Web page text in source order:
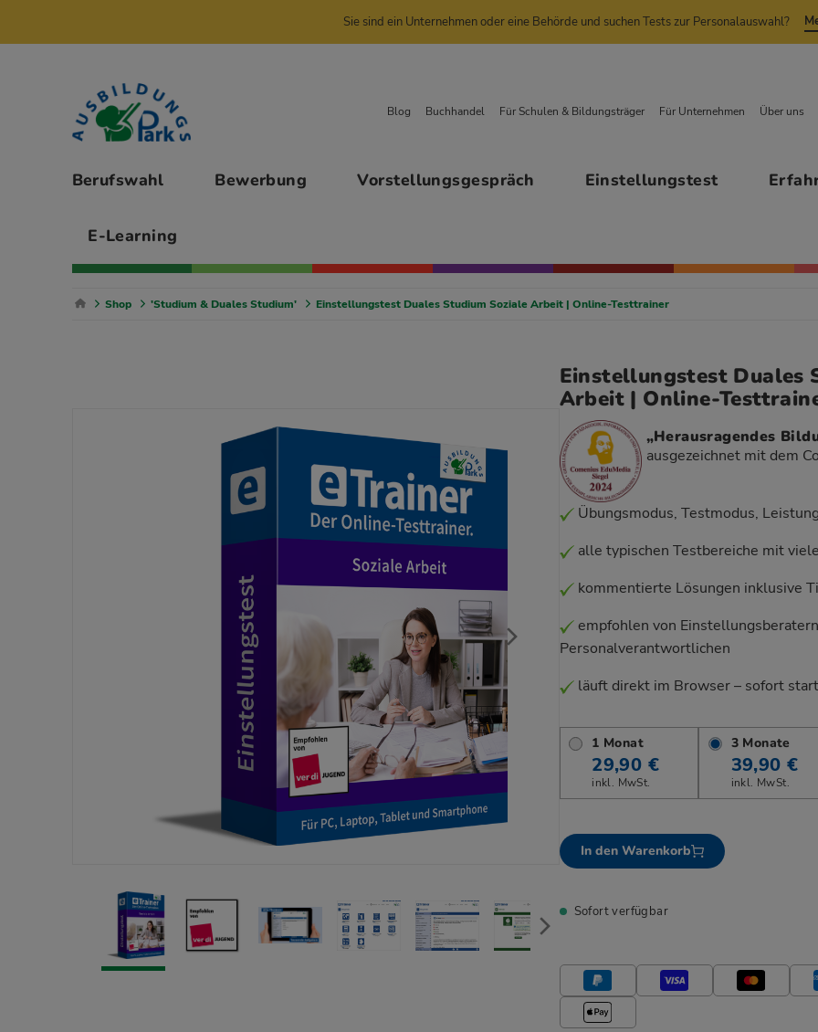
Sie sind ein Unternehmen oder eine Behörde und suchen Tests zur Personalauswahl?
Berufswahl Bewerbung Vorstellungsgespräch Einstellungstest
E-Learning
Blog Buchhandel Für Schulen & Bildungsträger Für Unternehmen Über uns
Breadcrumb Navigation
Shop 'Studium & Duales Studium' Einstellungstest Duales Studium Soziale Arbeit | Online-Testtrainer
Einstellungstest Duales
Arbeit | Online-
„Herausragendes
ausgezeichnet mit dem
Übungsmodus, Testmodus,
alle typischen Testbereiche mit
kommentierte Lösungen inklusive
empfohlen von
Personalverantwortlichen
läuft direkt im Browser – sofort
1 Monat
29,90 €
inkl. MwSt.
3 Monate
39,90 €
inkl. MwSt.
In den Warenkorb
Sofort verfügbar